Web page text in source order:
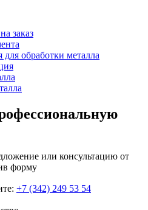
заказ
обработки металла
или консультацию от
форму
+7 (342) 249 53 54